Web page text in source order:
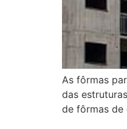
As fôrmas
das
de fôrmas de